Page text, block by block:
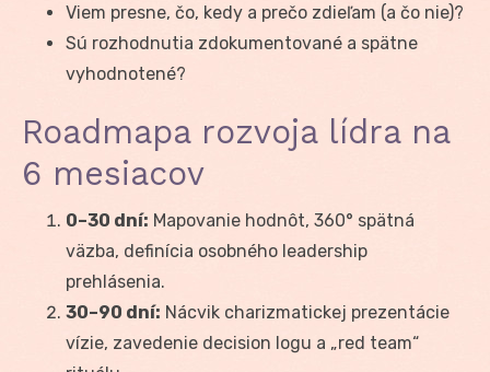
Viem presne, čo, kedy a prečo zdieľam (a čo nie)?
Sú rozhodnutia zdokumentované a spätne
vyhodnotené?
Roadmapa rozvoja lídra na
6 mesiacov
0–30 dní: Mapovanie hodnôt, 360° spätná
väzba, definícia osobného leadership
prehlásenia.
30–90 dní: Nácvik charizmatickej prezentácie
vízie, zavedenie decision logu a „red team“